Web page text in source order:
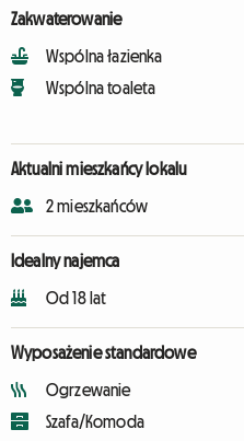
Zakwaterowanie
Wspólna łazienka
Wspólna toaleta
Aktualni mieszkańcy lokalu
2 mieszkańców
Idealny najemca
Od 18 lat
Wyposażenie standardowe
Ogrzewanie
Szafa/Komoda